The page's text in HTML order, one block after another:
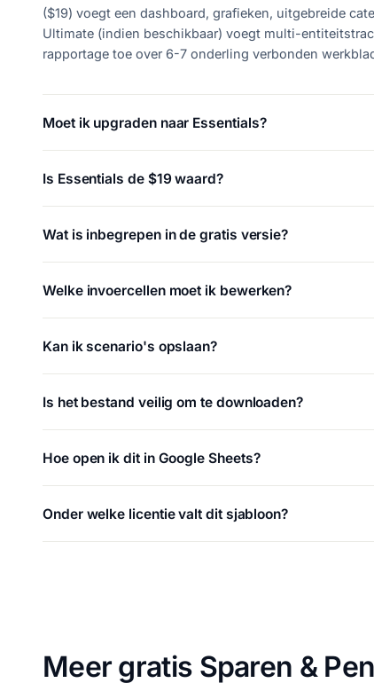
($19) voegt een dashboard, grafieken, uitgebreide
Ultimate (indien beschikbaar) voegt multi-
rapportage toe over 6-7 onderling verbonden
Moet ik upgraden naar Essentials?
Is Essentials de $19 waard?
Wat is inbegrepen in de gratis versie?
Welke invoercellen moet ik bewerken?
Kan ik scenario's opslaan?
Is het bestand veilig om te downloaden?
Hoe open ik dit in Google Sheets?
Onder welke licentie valt dit sjabloon?
Meer gratis Sparen &